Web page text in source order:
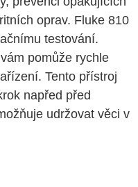
oprav. Fluke 810
testování.
pomůže rychle
Tento přístroj
napřed před
udržovat věci v